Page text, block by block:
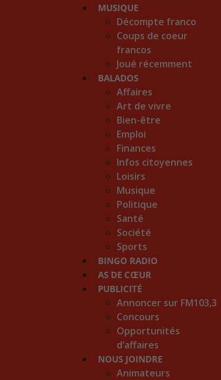
MUSIQUE
Décompte franco
Coups de coeur
francos
Joué récemment
BALADOS
Affaires
Art de vivre
Bien-être
Emploi
Finances
Infos citoyennes
Loisirs
Musique
Politique
Santé
Société
Sports
BINGO RADIO
AS DE CŒUR
PUBLICITÉ
Annoncer sur FM103,3
Concours
Opportunités
d’affaires
NOUS JOINDRE
Animateurs